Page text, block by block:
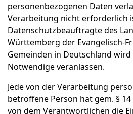
personenbezogenen Daten
Verarbeitung nicht erforderlich
Datenschutzbeauftragte des
Württemberg der Evangelisch-
Gemeinden in Deutschland wird
Notwendige veranlassen.
Jede von der Verarbeitung
betroffene Person hat gem. § 14
von dem Verantwortlichen die